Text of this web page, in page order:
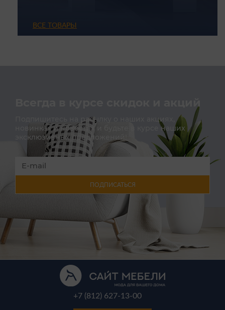
ВСЕ ТОВАРЫ
Всегда в курсе скидок и акций
Подпишитесь на расылку о наших акциях,
новинках и новостях и будьте в курсе наших
эксклюзивных предложений!
ПОДПИСАТЬСЯ
+7 (812) 627-13-00